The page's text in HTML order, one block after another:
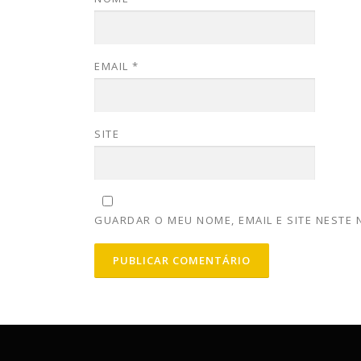
EMAIL *
SITE
GUARDAR O MEU NOME, EMAIL E SITE NESTE